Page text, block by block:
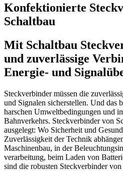
Konfektionierte
Schaltbau
Mit Schaltbau
und zuverlässige
Energie- und
Steckverbinder müssen die
und Signalen sicherstellen. Und das
harschen Umweltbedingungen und
Bahnverkehrs. Steckverbinder von
ausgelegt: Wo Sicherheit und
Zuverlässigkeit der Technik
Maschinenbau, in der
verarbeitung, beim Laden von
sind die robusten Steckverbinder